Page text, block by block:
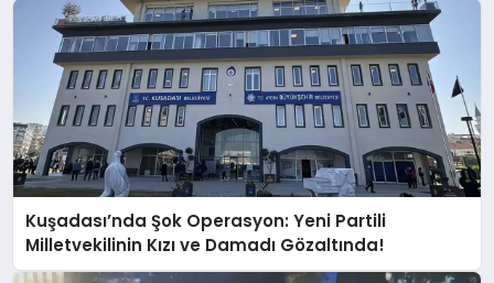
Kuşadası’nda Şok Operasyon: Yeni Partili
Milletvekilinin Kızı ve Damadı Gözaltında!